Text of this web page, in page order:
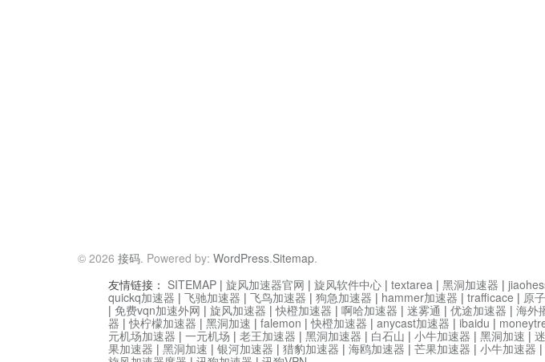
© 2026 接码. Powered by: WordPress.Sitemap.
友情链接： SITEMAP | 旋风加速器官网 | 旋风软件中心 | textarea | 黑洞加速器 |
quickq加速器 | 飞驰加速器 | 飞鸟加速器 | 狗急加速器 | hammer加速器 | trafficace | 原
| 免费vqn加速外网 | 旋风加速器 |快橙加速器 | 啊哈加速器 | 迷雾通 | 优途加速器 | 海外
器 |快柠檬加速器 | 黑洞加速 | falemon |快橙加速器 | anycast加速器 | ibaidu |
元机场加速器 | 一元机场 | 老王加速器 | 黑洞加速器 | 白石山 | 小牛加速器 | 黑洞加速 |
果加速器 | 黑洞加速 | 银河加速器 | 猎豹加速器 | 海鸥加速器 | 芒果加速器 | 小牛加速器 |